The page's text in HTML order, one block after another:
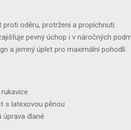
oděru, protržení a propíchnutí.
pevný úchop i v náročných
a jemný úplet pro maximální pohodlí.
s latexovou pěnou
úprava dlaně